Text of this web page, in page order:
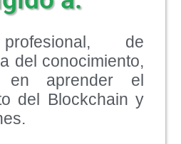
de
del conocimiento,
en aprender el
del Blockchain y